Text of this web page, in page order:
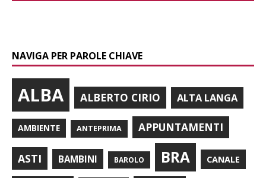
NAVIGA PER PAROLE CHIAVE
ALBA ALBERTO CIRIO ALTA LANGA
AMBIENTE ANTEPRIMA APPUNTAMENTI
ASTI BAMBINI BAROLO BRA CANALE